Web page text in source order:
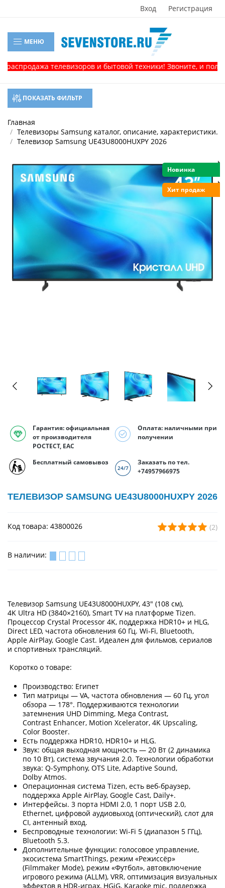
Вход Регистрация
МЕНЮ
телевизоров и бытовой техники! Звоните, и получите
ПОКАЗАТЬ ФИЛЬТР
Главная
Телевизоры Samsung каталог, описание, характеристики.
Телевизор Samsung UE43U8000HUXPY 2026
Новинка
Хит продаж
Гарантия: официальная
от производителя
РОСТЕСТ, EAC
Оплата: наличными при
получении
Бесплатный самовывоз
Заказать по тел.
+74957966975
ТЕЛЕВИЗОР SAMSUNG UE43U8000HUXPY 2026
Код товара: 43800026 (2)
В наличии:
Телевизор Samsung UE43U8000HUXPY, 43″ (108 см),
4K Ultra HD (3840×2160), Smart TV на платформе Tizen.
Процессор Crystal Processor 4K, поддержка HDR10+ и HLG,
Direct LED, частота обновления 60 Гц. Wi‑Fi, Bluetooth,
Apple AirPlay, Google Cast. Идеален для фильмов, сериалов
и спортивных трансляций.
Коротко о товаре:
Производство: Египет
Тип матрицы — VA, частота обновления — 60 Гц, угол
обзора — 178°. Поддерживаются технологии
затемнения UHD Dimming, Mega Contrast,
Contrast Enhancer, Motion Xcelerator, 4K Upscaling,
Color Booster.
Есть поддержка HDR10, HDR10+ и HLG.
Звук: общая выходная мощность — 20 Вт (2 динамика
по 10 Вт), система звучания 2.0. Технологии обработки
звука: Q-Symphony, OTS Lite, Adaptive Sound,
Dolby Atmos.
Операционная система Tizen, есть веб-браузер,
поддержка Apple AirPlay, Google Cast, Daily+.
Интерфейсы. 3 порта HDMI 2.0, 1 порт USB 2.0,
Ethernet, цифровой аудиовыход (оптический), слот для
CI, антенный вход.
Беспроводные технологии: Wi-Fi 5 (диапазон 5 ГГц),
Bluetooth 5.3.
Дополнительные функции: голосовое управление,
экосистема SmartThings, режим «Режиссёр»
(Filmmaker Mode), режим «Футбол», автовключение
игрового режима (ALLM), VRR, оптимизация визуальных
эффектов в HDR-играх, HGiG, Karaoke mic, поддержка